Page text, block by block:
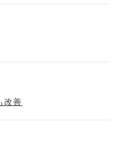
改善